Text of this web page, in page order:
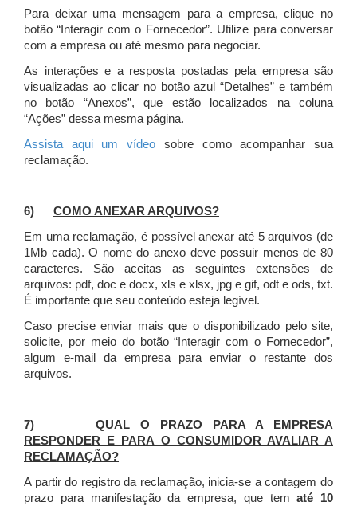
Para deixar uma mensagem para a empresa, clique no
botão “Interagir com o Fornecedor”. Utilize para conversar
com a empresa ou até mesmo para negociar.
As interações e a resposta postadas pela empresa são
visualizadas ao clicar no botão azul “Detalhes” e também
no botão “Anexos”, que estão localizados na coluna
“Ações” dessa mesma página.
Assista aqui um vídeo sobre como acompanhar sua
reclamação.
6) COMO ANEXAR ARQUIVOS?
Em uma reclamação, é possível anexar até 5 arquivos (de
1Mb cada). O nome do anexo deve possuir menos de 80
caracteres. São aceitas as seguintes extensões de
arquivos: pdf, doc e docx, xls e xlsx, jpg e gif, odt e ods, txt.
É importante que seu conteúdo esteja legível.
Caso precise enviar mais que o disponibilizado pelo site,
solicite, por meio do botão “Interagir com o Fornecedor”,
algum e-mail da empresa para enviar o restante dos
arquivos.
7)QUAL O PRAZO PARA A EMPRESA
RESPONDER E PARA O CONSUMIDOR AVALIAR A
RECLAMAÇÃO?
A partir do registro da reclamação, inicia-se a contagem do
prazo para manifestação da empresa, que tematé 10